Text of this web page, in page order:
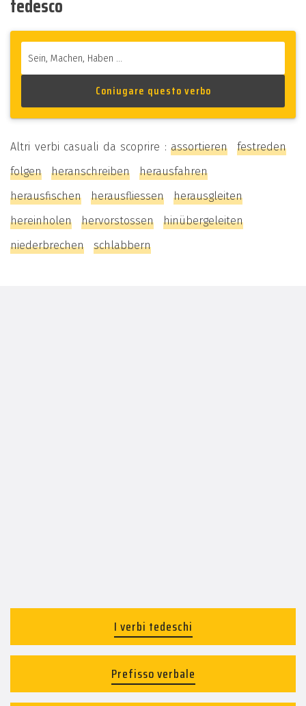
Altri verbi casuali da scoprire : assortieren
festreden
folgen
heranschreiben
herausfahren
herausfischen
herausfliessen
herausgleiten
hereinholen
hervorstossen
hinübergeleiten
niederbrechen
schlabbern
I verbi tedeschi
Prefisso verbale